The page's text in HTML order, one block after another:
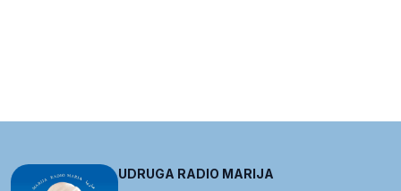
UDRUGA RADIO MARIJA